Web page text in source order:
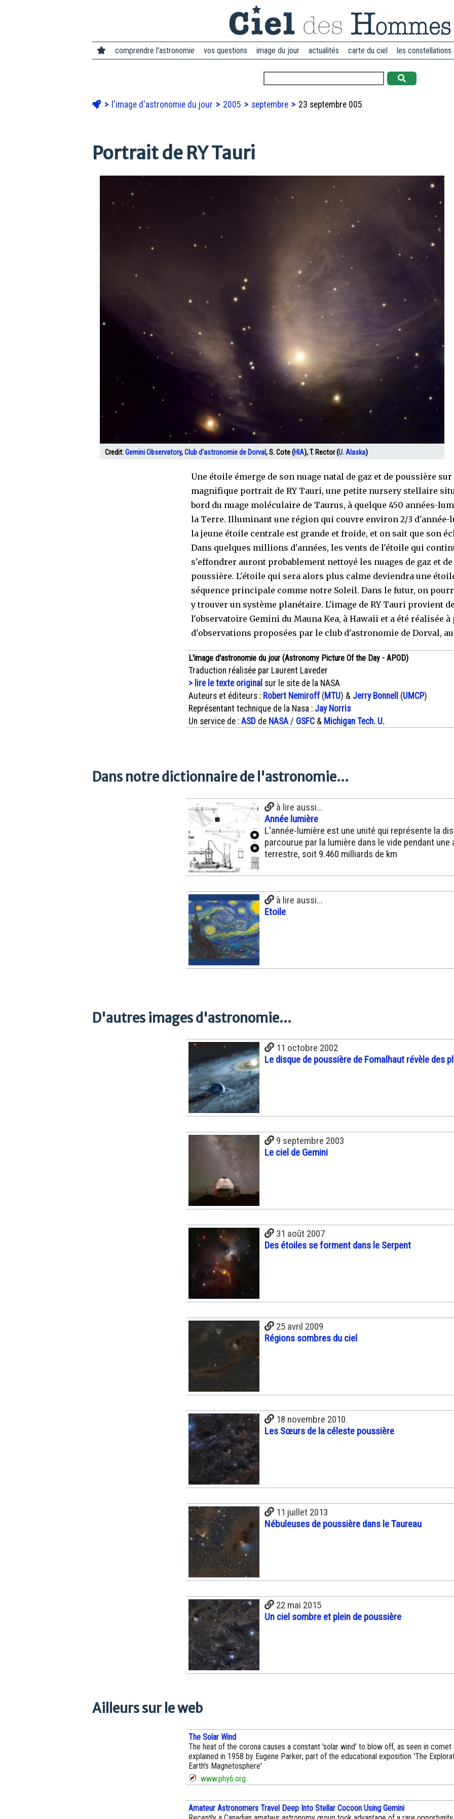
comprendre l'astronomie vos questions image du jour actualités carte du ciel les constellations
l'image d'astronomie du jour 2005 septembre 23 septembre 005
Portrait de RY Tauri
Credit:Gemini Observatory,Club d'astronomie de Dorval, S. Cote (HIA), T. Rector (U. Alaska)
Une étoile émerge de son nuage natal de gaz et de poussière sur
magnifique portrait de RY Tauri, une petite nursery stellaire
bord du nuage moléculaire de Taurus, à quelque 450 années-
la Terre. Illuminant une région qui couvre environ 2/3 d'année-
la jeune étoile centrale est grande et froide, et on sait que son
Dans quelques millions d'années, les vents de l'étoile qui
s'effondrer auront probablement nettoyé les nuages de gaz et de
poussière. L'étoile qui sera alors plus calme deviendra une
séquence principale comme notre Soleil. Dans le futur, on
y trouver un système planétaire. L'image de RY Tauri provient de
l'observatoire Gemini du Mauna Kea, à Hawaii et a été réalisée
d'observations proposées par le club d'astronomie de Dorval, au
L'image d'astronomie du jour (Astronomy Picture Of the Day - APOD)
Traduction réalisée par Laurent Laveder
> lire le texte original sur le site de la NASA
Auteurs et éditeurs : Robert Nemiroff(MTU) & Jerry Bonnell (UMCP)
Représentant technique de la Nasa : Jay Norris
Un service de : ASD de NASA / GSFC & Michigan Tech. U.
Dans notre dictionnaire de l'astronomie...
à lire aussi...
Année lumière
L'année-lumière est une unité qui représente la
parcourue par la lumière dans le vide pendant une
terrestre, soit 9.460 milliards de km
à lire aussi...
Etoile
D'autres images d'astronomie...
11 octobre 2002
Le disque de poussière de Fomalhaut révèle des
9 septembre 2003
Le ciel de Gemini
31 août 2007
Des étoiles se forment dans le Serpent
25 avril 2009
Régions sombres du ciel
18 novembre 2010
Les Sœurs de la céleste poussière
11 juillet 2013
Nébuleuses de poussière dans le Taureau
22 mai 2015
Un ciel sombre et plein de poussière
Ailleurs sur le web
The Solar Wind
The heat of the corona causes a constant 'solar wind' to blow off, as seen in comet
explained in 1958 by Eugene Parker; part of the educational exposition 'The
Earth's Magnetosphere'
www.phy6.org
Amateur Astronomers Travel Deep Into Stellar Cocoon Using Gemini